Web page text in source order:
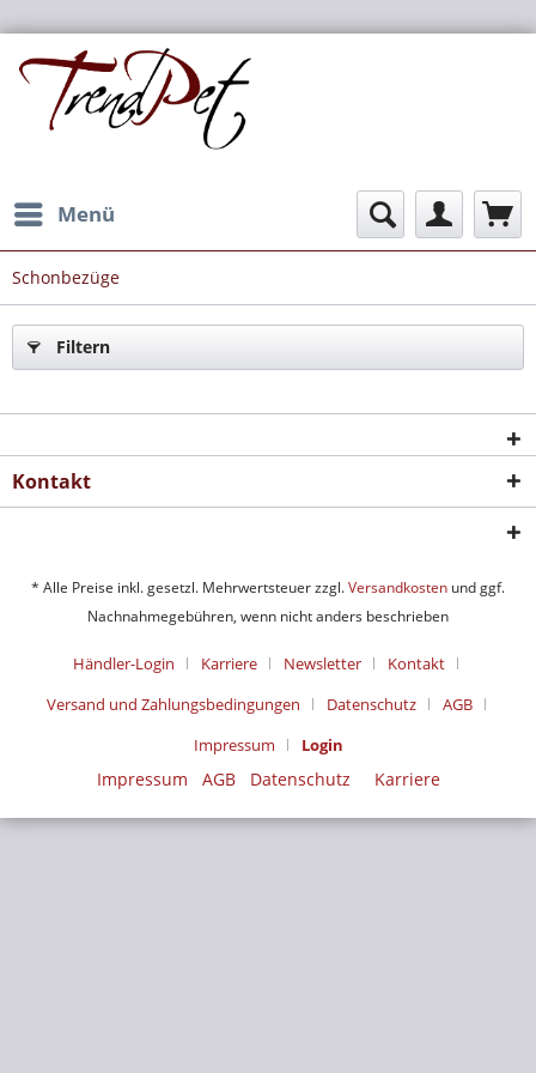
Menü
Schonbezüge
Filtern
Kontakt
* Alle Preise inkl. gesetzl. Mehrwertsteuer zzgl.Versandkosten und ggf.
Nachnahmegebühren, wenn nicht anders beschrieben
Händler-Login Karriere Newsletter
Kontakt
Versand und Zahlungsbedingungen
Datenschutz
AGB
Impressum
Login
Impressum AGB Datenschutz Karriere